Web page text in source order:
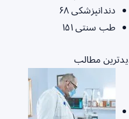
دندانپزشکی۶۸
طب سنتی۱۵۱
مطالب